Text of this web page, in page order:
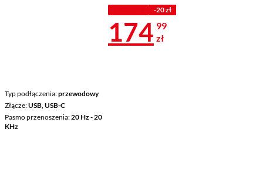
Typ podłączenia przewodowy
Złącze USB, USB-C
Pasmo przenoszenia 20 Hz - 20
KHz
-20 zł
Cena 174,99
174 99
zł